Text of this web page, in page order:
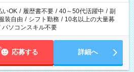
いOK / 履歴書不要 / 40～50代活躍中 / 副
装自由 / シフト勤務 / 10名以上の大量募
パソコンスキル不要
応募する 詳細へ